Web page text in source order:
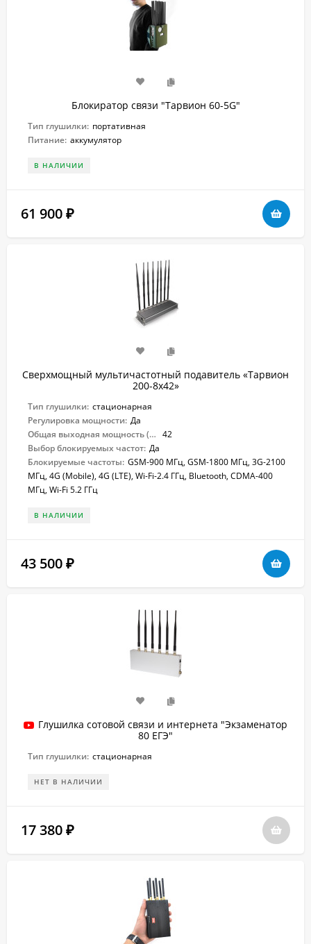
Блокиратор связи "Тарвион 60-5G"
Тип глушилки: портативная
Питание: аккумулятор
В НАЛИЧИИ
61 900 ₽
Сверхмощный мультичастотный подавитель «Тарвион
200-8x42»
Тип глушилки: стационарная
Регулировка мощности: Да
Общая выходная мощность (Вт): 42
Выбор блокируемых частот: Да
Блокируемые частоты: GSM-900 МГц, GSM-1800 МГц, 3G-2100
МГц, 4G (Mobile), 4G (LTE), Wi-Fi-2.4 ГГц, Bluetooth, CDMA-400
МГц, Wi-Fi 5.2 ГГц
В НАЛИЧИИ
43 500 ₽
Глушилка сотовой связи и интернета "Экзаменатор
80 ЕГЭ"
Тип глушилки: стационарная
НЕТ В НАЛИЧИИ
17 380 ₽